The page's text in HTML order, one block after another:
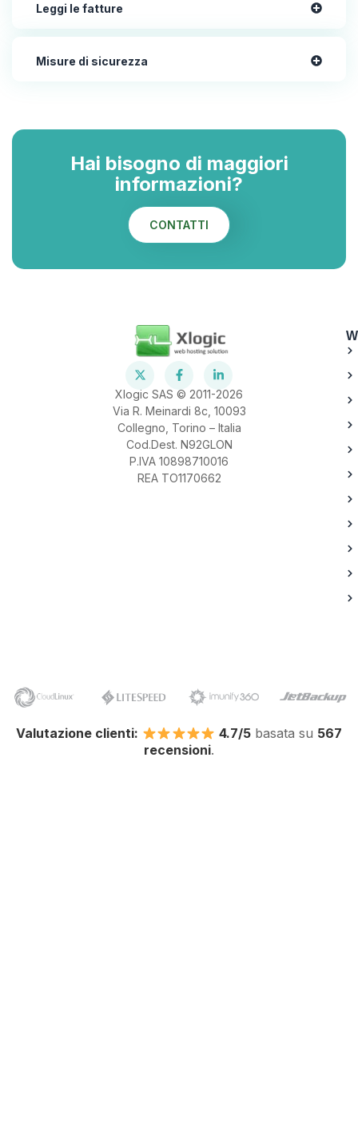
Leggi le fatture
Misure di sicurezza
Hai bisogno di maggiori
informazioni?
CONTATTI
Xlogic SAS © 2011-2026
Via R. Meinardi 8c, 10093
Collegno, Torino – Italia
Cod.Dest. N92GLON
P.IVA 10898710016
REA TO1170662
Valutazione clienti: 4.7/5 basata su 567
recensioni.